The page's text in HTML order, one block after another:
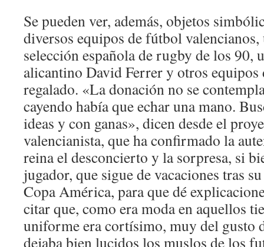
Se pueden ver, además, objetos
diversos equipos de fútbol
selección española de rugby de los 90,
alicantino David Ferrer y otros equipos
regalado. «La donación no se
cayendo había que echar una mano.
ideas y con ganas», dicen desde el
valencianista, que ha confirmado la
reina el desconcierto y la sorpresa, si
jugador, que sigue de vacaciones tras
Copa América, para que dé
citar que, como era moda en aquellos
uniforme era cortísimo, muy del gusto
dejaba bien lucidos los muslos de los